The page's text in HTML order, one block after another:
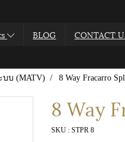
BLOG CONTACT
บ (MATV) 8 Way Fracarro
8 Way
SKU : STPR 8